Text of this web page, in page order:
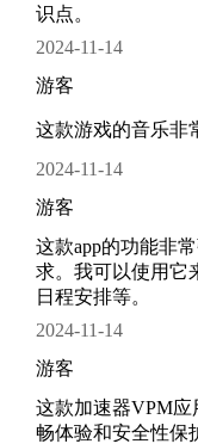
识点。
2024-11-14
游客
这款游戏的音乐非
2024-11-14
游客
这款app的功能非
求。我可以使用它
日程安排等。
2024-11-14
游客
这款加速器VPM
畅体验和安全性保